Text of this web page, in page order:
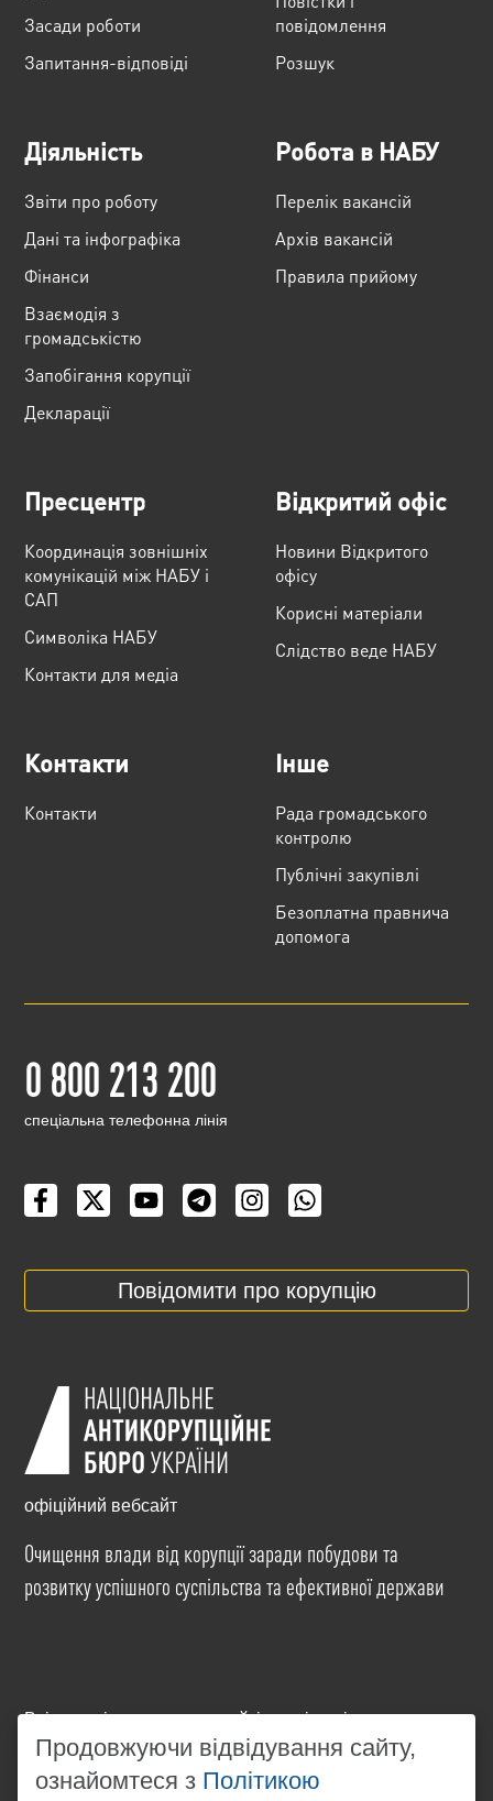
Засади роботи
Запитання-відповіді
повідомлення
Розшук
Діяльність
Звіти про роботу
Дані та інфографіка
Фінанси
Взаємодія з
громадськістю
Запобігання корупції
Декларації
Робота в НАБУ
Перелік вакансій
Архів вакансій
Правила прийому
Пресцентр
Координація зовнішніх
комунікацій між НАБУ і
САП
Cимволіка НАБУ
Контакти для медіа
Відкритий офіс
Новини Відкритого
офісу
Корисні матеріали
Слідство веде НАБУ
Контакти
Контакти
Інше
Рада громадського
контролю
Публічні закупівлі
Безоплатна правнича
допомога
0 800 213 200
cпеціальна телефонна лінія
Повідомити про корупцію
офіційний вебсайт
Очищення влади від корупції заради побудови та
розвитку успішного суспільства та ефективної держави
Всі матеріали на цьому сайті розміщені на умовах
ліцензіїCreative Commons Attribution-NonCommercial-
NoDerivatives 4.0 International. Використання будь-
яких матеріалів, розміщених на сайті, дозволяється
Продовжуючи відвідування сайту,
ознайомтеся з Політикою